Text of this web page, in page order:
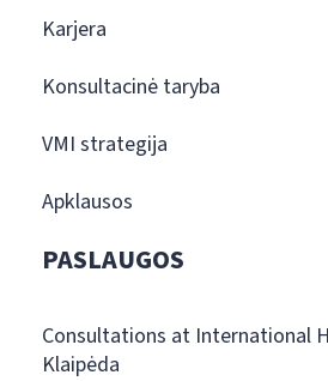
Karjera
Konsultacinė taryba
VMI strategija
Apklausos
PASLAUGOS
Consultations at International
Klaipėda